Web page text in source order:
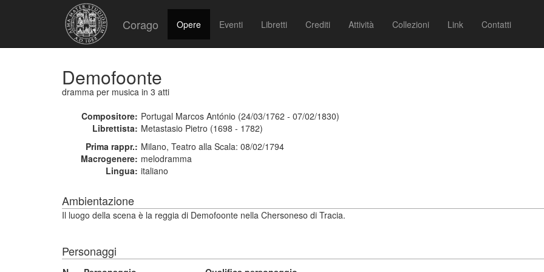
Corago Opere Eventi Libretti Crediti Attività Collezioni Link Contatti
Demofoonte
dramma per musica in 3 atti
Compositore: Portugal Marcos António (24/03/1762 - 07/02/1830)
Librettista: Metastasio Pietro (1698 - 1782)
Prima rappr.: Milano, Teatro alla Scala: 08/02/1794
Macrogenere: melodramma
Lingua: italiano
Ambientazione
Il luogo della scena è la reggia di Demofoonte nella Chersoneso di Tracia.
Personaggi